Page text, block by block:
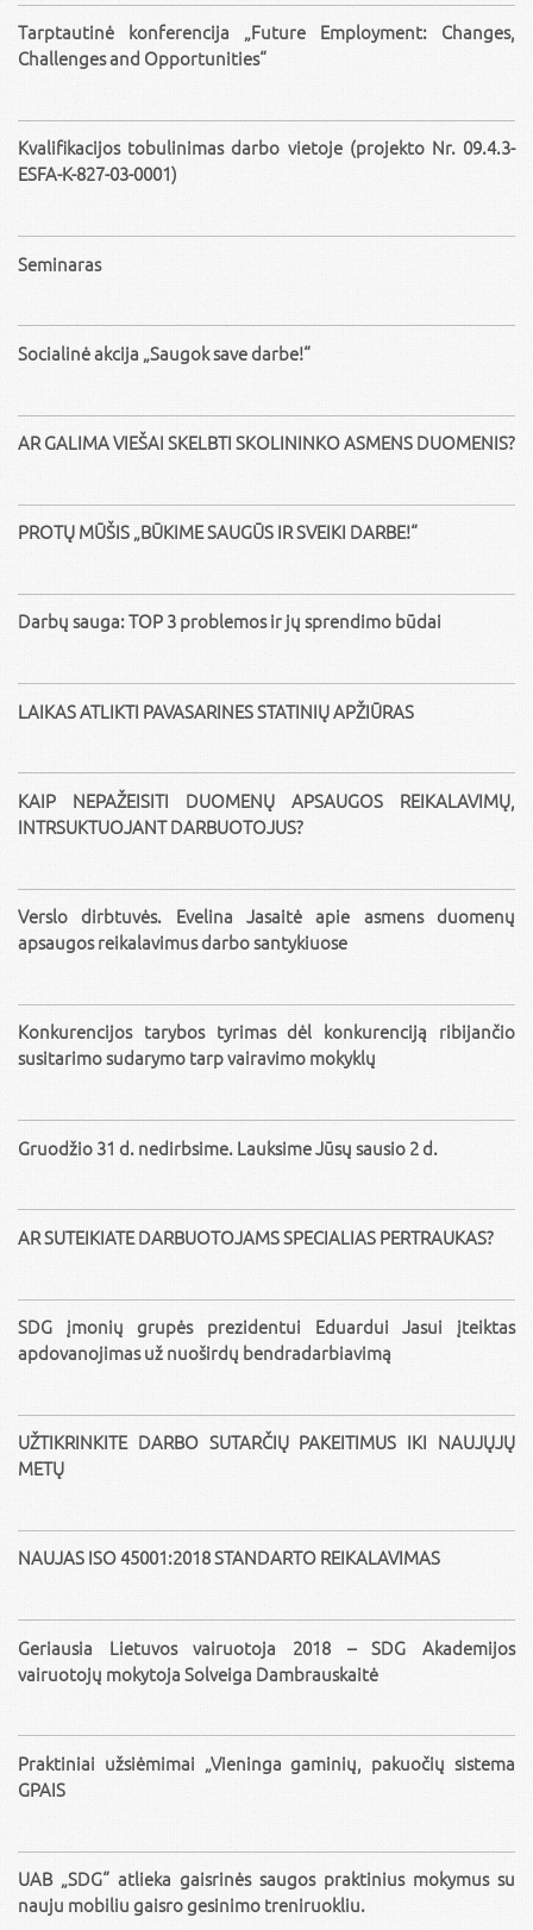
Tarptautinė konferencija „Future Employment: Changes,
Challenges and Opportunities“
Kvalifikacijos tobulinimas darbo vietoje (projekto Nr. 09.4.3-
ESFA-K-827-03-0001)
Seminaras
Socialinė akcija „Saugok save darbe!“
AR GALIMA VIEŠAI SKELBTI SKOLININKO ASMENS DUOMENIS?
PROTŲ MŪŠIS „BŪKIME SAUGŪS IR SVEIKI DARBE!“
Darbų sauga: TOP 3 problemos ir jų sprendimo būdai
LAIKAS ATLIKTI PAVASARINES STATINIŲ APŽIŪRAS
KAIP NEPAŽEISITI DUOMENŲ APSAUGOS REIKALAVIMŲ,
INTRSUKTUOJANT DARBUOTOJUS?
Verslo dirbtuvės. Evelina Jasaitė apie asmens duomenų
apsaugos reikalavimus darbo santykiuose
Konkurencijos tarybos tyrimas dėl konkurenciją ribijančio
susitarimo sudarymo tarp vairavimo mokyklų
Gruodžio 31 d. nedirbsime. Lauksime Jūsų sausio 2 d.
AR SUTEIKIATE DARBUOTOJAMS SPECIALIAS PERTRAUKAS?
SDG įmonių grupės prezidentui Eduardui Jasui įteiktas
apdovanojimas už nuoširdų bendradarbiavimą
UŽTIKRINKITE DARBO SUTARČIŲ PAKEITIMUS IKI NAUJŲJŲ
METŲ
NAUJAS ISO 45001:2018 STANDARTO REIKALAVIMAS
Geriausia Lietuvos vairuotoja 2018 – SDG Akademijos
vairuotojų mokytoja Solveiga Dambrauskaitė
Praktiniai užsiėmimai „Vieninga gaminių, pakuočių sistema
GPAIS
UAB „SDG“ atlieka gaisrinės saugos praktinius mokymus su
nauju mobiliu gaisro gesinimo treniruokliu.